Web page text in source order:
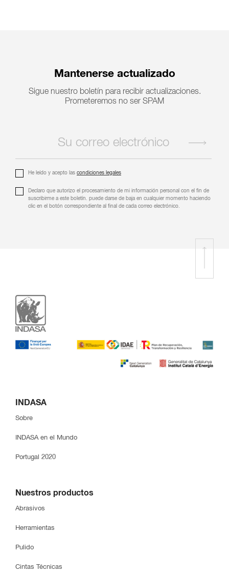
Mantenerse actualizado
Sigue nuestro boletín para recibir actualizaciones.
Prometeremos no ser SPAM
He leído y acepto las condiciones legales
Declaro que autorizo ​​el procesamiento de mi información personal con el fin de
suscribirme a este boletín. puede darse de baja en cualquier momento haciendo
clic en el botón correspondiente al final de cada correo electrónico.
INDASA
Sobre
INDASA en el Mundo
Portugal 2020
Nuestros productos
Abrasivos
Herramientas
Pulido
Cintas Técnicas